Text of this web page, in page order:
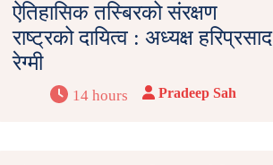
ऐतिहासिक तस्बिरको संरक्षण
राष्ट्रको दायित्व : अध्यक्ष हरिप्रसाद
रेग्मी
14 hours Pradeep Sah